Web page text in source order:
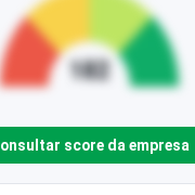
score da empresa